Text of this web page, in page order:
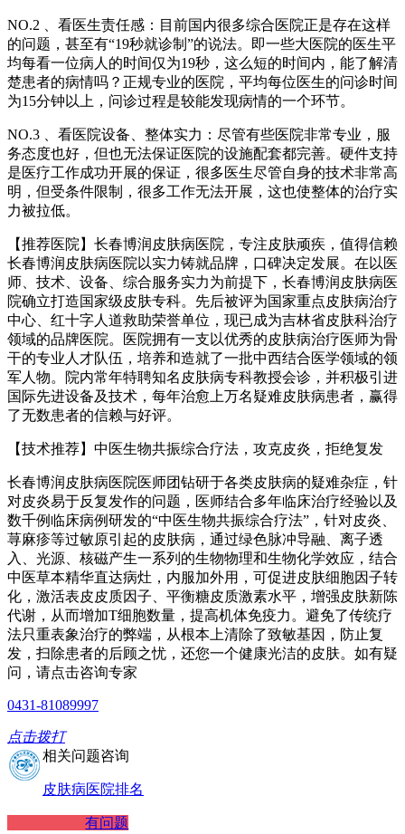
NO.2 、看医生责任感：目前国内很多综合医院正是存在这样
的问题，甚至有“19秒就诊制”的说法。即一些大医院的医生平
均每看一位病人的时间仅为19秒，这么短的时间内，能了解清
楚患者的病情吗？正规专业的医院，平均每位医生的问诊时间
为15分钟以上，问诊过程是较能发现病情的一个环节。
NO.3 、看医院设备、整体实力：尽管有些医院非常专业，服
务态度也好，但也无法保证医院的设施配套都完善。硬件支持
是医疗工作成功开展的保证，很多医生尽管自身的技术非常高
明，但受条件限制，很多工作无法开展，这也使整体的治疗实
力被拉低。
【推荐医院】长春博润皮肤病医院，专注皮肤顽疾，值得信赖
长春博润皮肤病医院以实力铸就品牌，口碑决定发展。在以医
师、技术、设备、综合服务实力为前提下，长春博润皮肤病医
院确立打造国家级皮肤专科。先后被评为国家重点皮肤病治疗
中心、红十字人道救助荣誉单位，现已成为吉林省皮肤科治疗
领域的品牌医院。医院拥有一支以优秀的皮肤病治疗医师为骨
干的专业人才队伍，培养和造就了一批中西结合医学领域的领
军人物。院内常年特聘知名皮肤病专科教授会诊，并积极引进
国际先进设备及技术，每年治愈上万名疑难皮肤病患者，赢得
了无数患者的信赖与好评。
【技术推荐】中医生物共振综合疗法，攻克皮炎，拒绝复发
长春博润皮肤病医院医师团钻研于各类皮肤病的疑难杂症，针
对皮炎易于反复发作的问题，医师结合多年临床治疗经验以及
数千例临床病例研发的“中医生物共振综合疗法”，针对皮炎、
荨麻疹等过敏原引起的皮肤病，通过绿色脉冲导融、离子透
入、光源、核磁产生一系列的生物物理和生物化学效应，结合
中医草本精华直达病灶，内服加外用，可促进皮肤细胞因子转
化，激活表皮皮质因子、平衡糖皮质激素水平，增强皮肤新陈
代谢，从而增加T细胞数量，提高机体免疫力。避免了传统疗
法只重表象治疗的弊端，从根本上清除了致敏基因，防止复
发，扫除患者的后顾之忧，还您一个健康光洁的皮肤。如有疑
问，请点击咨询专家
0431-81089997
点击拨打
相关问题咨询
皮肤病医院排名
有问题